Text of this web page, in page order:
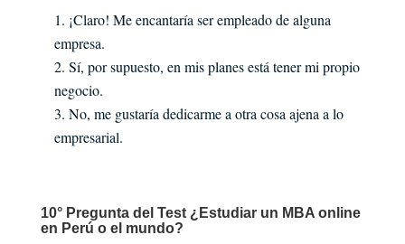
¡Claro! Me encantaría ser empleado de alguna
empresa.
Sí, por supuesto, en mis planes está tener mi propio
negocio.
No, me gustaría dedicarme a otra cosa ajena a lo
empresarial.
10° Pregunta del Test ¿Estudiar un MBA online
en Perú o el mundo?